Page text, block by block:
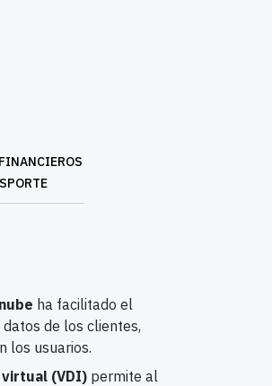
ha facilitado el
de los clientes,
los usuarios.
(VDI) permite al